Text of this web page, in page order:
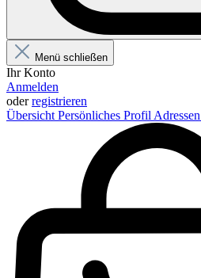
Menü schließen
Ihr Konto
Anmelden
oderregistrieren
Übersicht Persönliches Profil Adressen